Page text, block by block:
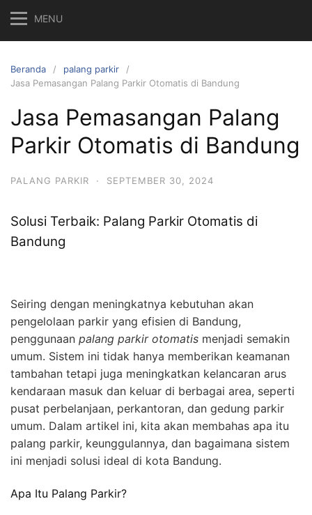
MENU
Beranda
palang parkir
Jasa Pemasangan Palang Parkir Otomatis di Bandung
Jasa Pemasangan Palang
Parkir Otomatis di Bandung
PALANG PARKIR · SEPTEMBER 30, 2024
Solusi Terbaik: Palang Parkir Otomatis di
Bandung
Seiring dengan meningkatnya kebutuhan akan
pengelolaan parkir yang efisien di Bandung,
penggunaan palang parkir otomatis menjadi semakin
umum. Sistem ini tidak hanya memberikan keamanan
tambahan tetapi juga meningkatkan kelancaran arus
kendaraan masuk dan keluar di berbagai area, seperti
pusat perbelanjaan, perkantoran, dan gedung parkir
umum. Dalam artikel ini, kita akan membahas apa itu
palang parkir, keunggulannya, dan bagaimana sistem
ini menjadi solusi ideal di kota Bandung.
Apa Itu Palang Parkir?